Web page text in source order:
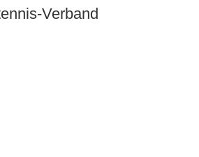
Verband